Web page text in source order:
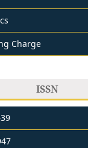
Charge
ISSN